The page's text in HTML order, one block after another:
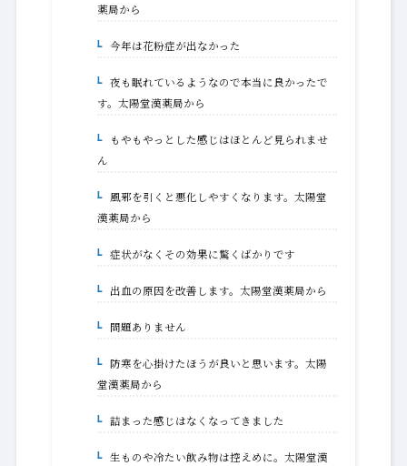
薬局から
1-3.今年は花粉症が出なかった
1-3-1.
夜も眠れているようなので本当に良かったで
す。太陽堂漢薬局から
1-4.もやもやっとした感じはほとんど見られませ
ん
1-4-1.
風邪を引くと悪化しやすくなります。太陽堂
漢薬局から
1-5.症状がなくその効果に驚くばかりです
1-5-1.
出血の原因を改善します。太陽堂漢薬局から
1-6.問題ありません
1-6-1.
防寒を心掛けたほうが良いと思います。太陽
堂漢薬局から
1-7.詰まった感じはなくなってきました
1-7-1.
生ものや冷たい飲み物は控えめに。太陽堂漢